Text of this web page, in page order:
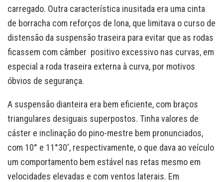
carregado. Outra característica inusitada era uma cinta
de borracha com reforços de lona, que limitava o curso de
distensão da suspensão traseira para evitar que as rodas
ficassem com câmber positivo excessivo nas curvas, em
especial a roda traseira externa à curva, por motivos
óbvios de segurança.
A suspensão dianteira era bem eficiente, com braços
triangulares desiguais superpostos. Tinha valores de
cáster e inclinação do pino-mestre bem pronunciados,
com 10° e 11°30′, respectivamente, o que dava ao veículo
um comportamento bem estável nas retas mesmo em
velocidades elevadas e com ventos laterais. Em